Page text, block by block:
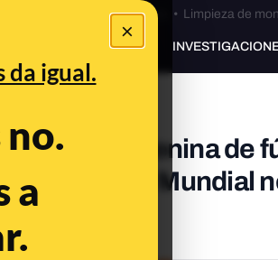
×
da igual.
a
Bulos Ceuta • Limpieza de
PREBUNKING
femenina de
victoria en el Mundial